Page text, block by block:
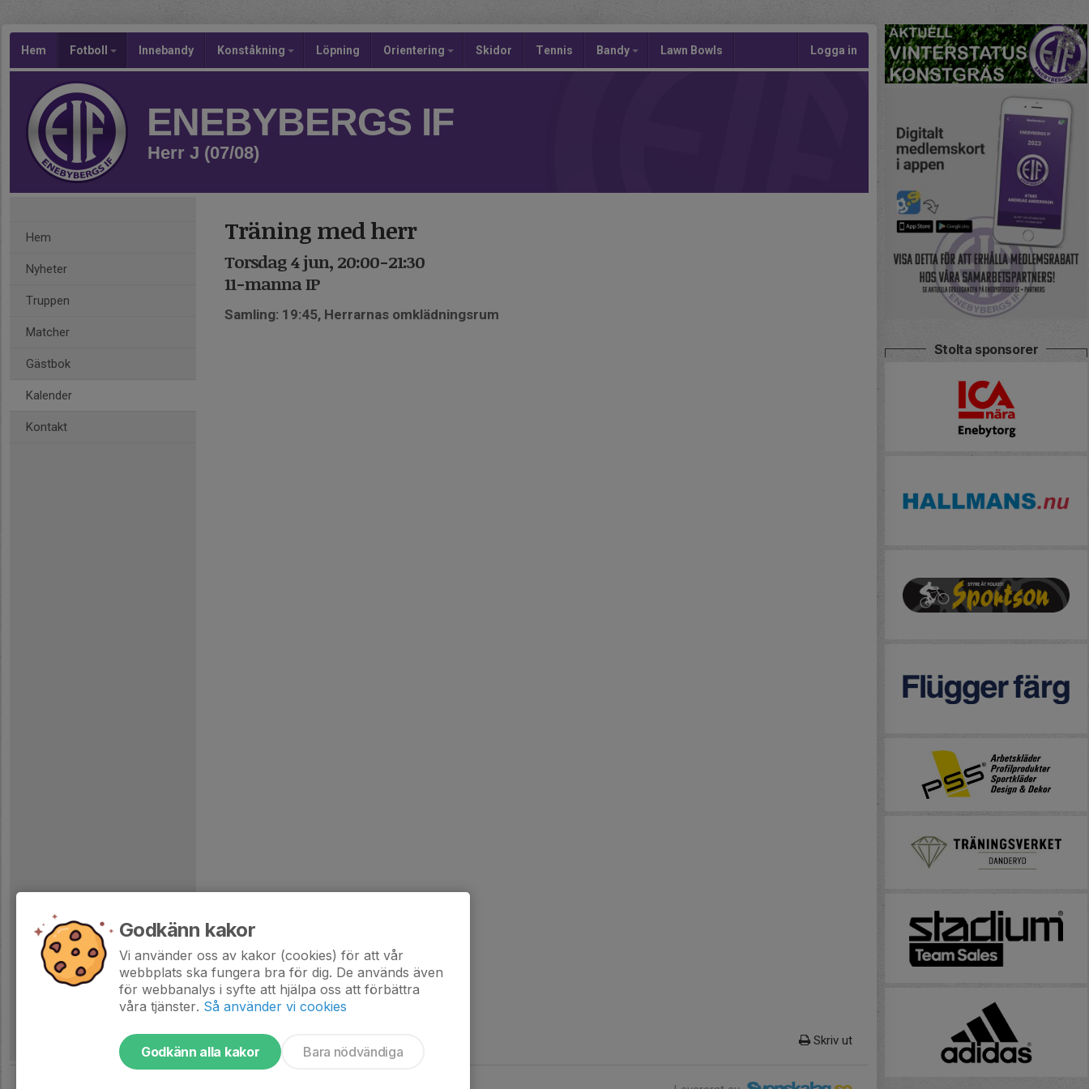
Hem Fotboll Innebandy Konståkning Löpning Orientering Skidor Tennis Bandy Lawn Bowls Logga in
ENEBYBERGS IF
Herr J (07/08)
Hem
Nyheter
Truppen
Matcher
Gästbok
Kalender
Kontakt
Träning med herr
Torsdag 4 jun, 20:00-21:30
11-manna IP
Samling: 19:45, Herrarnas omklädningsrum
Skriv ut
Stolta sponsorer
Godkänn kakor
Vi använder oss av kakor (cookies) för att vår
webbplats ska fungera bra för dig. De används även
för webbanalys i syfte att hjälpa oss att förbättra
våra tjänster. Så använder vi cookies
Godkänn alla kakor Bara nödvändiga